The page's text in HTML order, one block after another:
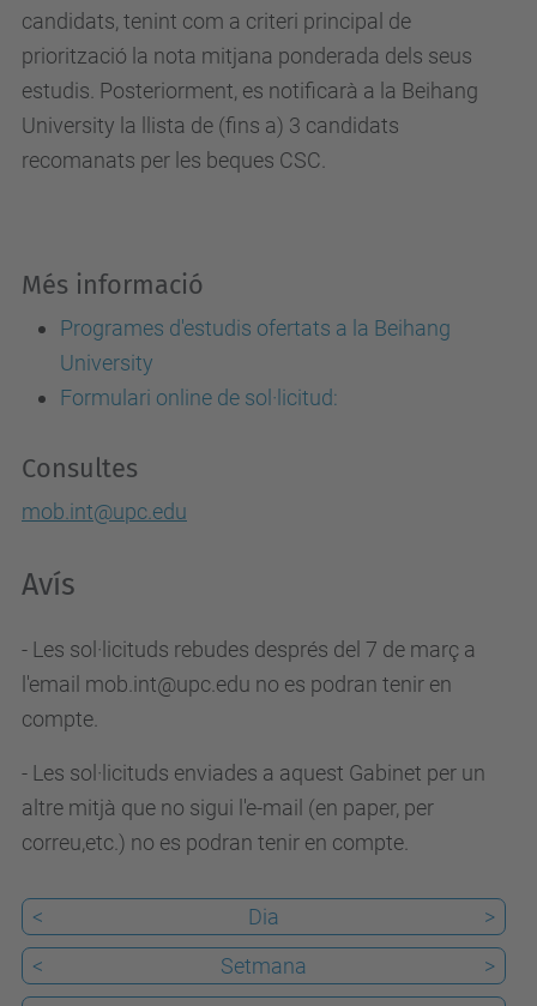
d
e
v
e
n
n
0
/
q
u
s
-
c
Beques
CSC
candidats, tenint com a criteri principal de
priorització la nota mitjana ponderada dels seus
estudis. Posteriorment, es notificarà a la Beihang
University la llista de (fins a) 3 candidats
recomanats per les beques CSC.
Més informació
Programes d'estudis ofertats a la Beihang
University
Formulari online de sol·licitud:
Consultes
mob.int@upc.edu
Avís
- Les sol·licituds rebudes després del 7 de març a
l'email mob.int@upc.edu no es podran tenir en
compte.
- Les sol·licituds enviades a aquest Gabinet per un
altre mitjà que no sigui l'e-mail (en paper, per
correu,etc.) no es podran tenir en compte.
< Dia
>
<
Setmana
>